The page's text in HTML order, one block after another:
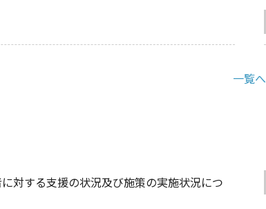
一覧へ
対する支援の状況及び施策の実施状況につ